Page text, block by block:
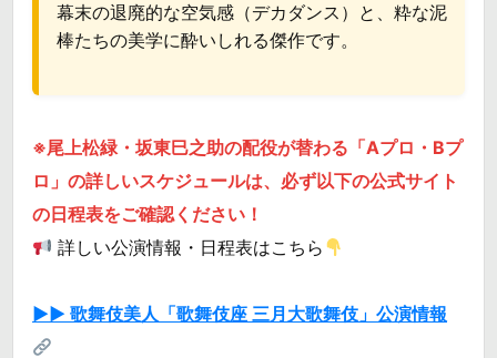
幕末の退廃的な空気感（デカダンス）と、粋な泥
棒たちの美学に酔いしれる傑作です。
※尾上松緑・坂東巳之助の配役が替わる「Aプロ・Bプ
ロ」の詳しいスケジュールは、必ず以下の公式サイト
の日程表をご確認ください！
詳しい公演情報・日程表はこちら
▶▶ 歌舞伎美人「歌舞伎座 三月大歌舞伎」公演情報